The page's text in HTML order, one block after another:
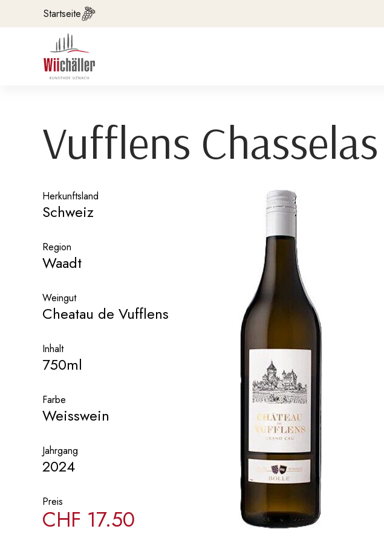
Startseite
Vufflens Chasselas
Herkunftsland
Schweiz
Region
Waadt
Weingut
Cheatau de Vufflens
Inhalt
750ml
Farbe
Weisswein
Jahrgang
2024
Preis
CHF 17.50